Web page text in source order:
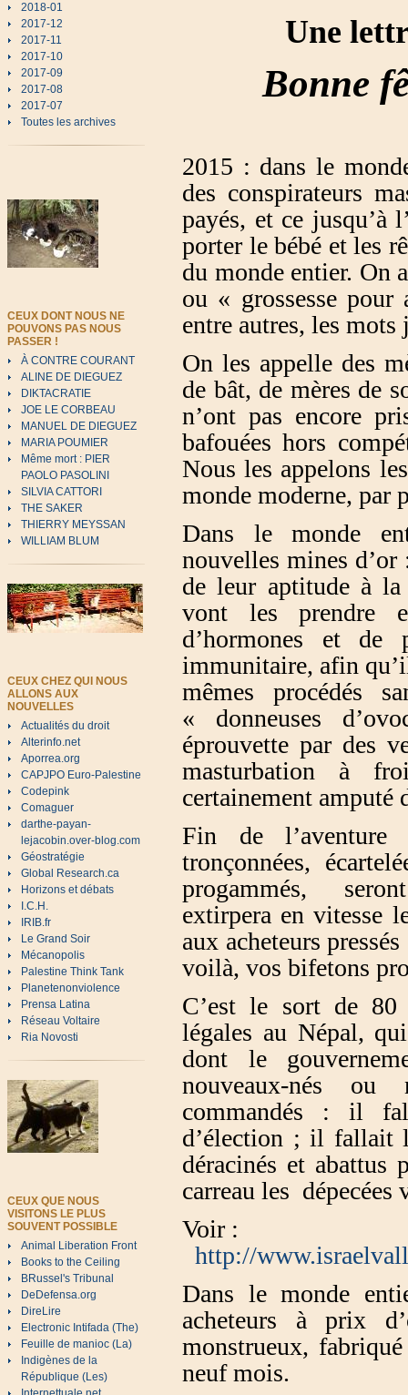
2018-01
2017-12
2017-11
2017-10
2017-09
2017-08
2017-07
Toutes les archives
CEUX DONT NOUS NE
POUVONS PAS NOUS
PASSER !
À CONTRE COURANT
ALINE DE DIEGUEZ
DIKTACRATIE
JOE LE CORBEAU
MANUEL DE DIEGUEZ
MARIA POUMIER
Même mort : PIER
PAOLO PASOLINI
SILVIA CATTORI
THE SAKER
THIERRY MEYSSAN
WILLIAM BLUM
CEUX CHEZ QUI NOUS
ALLONS AUX
NOUVELLES
Actualités du droit
Alterinfo.net
Aporrea.org
CAPJPO Euro-Palestine
Codepink
Comaguer
darthe-payan-
lejacobin.over-blog.com
Géostratégie
Global Research.ca
Horizons et débats
I.C.H.
IRIB.fr
Le Grand Soir
Mécanopolis
Palestine Think Tank
Planetenonviolence
Prensa Latina
Réseau Voltaire
Ria Novosti
CEUX QUE NOUS
VISITONS LE PLUS
SOUVENT POSSIBLE
Animal Liberation Front
Books to the Ceiling
BRussel's Tribunal
DeDefensa.org
DireLire
Electronic Intifada (The)
Feuille de manioc (La)
Indigènes de la
République (Les)
Une
Bonne
2015 : dans le
des conspirateurs
payés, et ce jusqu’à
porter le bébé et les
du monde entier. On
ou « grossesse
entre autres, les mots
On les appelle des
de bât, de mères de
n’ont pas encore
bafouées hors
Nous les appelons
monde moderne, par
Dans le monde
nouvelles mines d’or
de leur aptitude à
vont les prendre
d’hormones et de
immunitaire, afin
mêmes procédés
« donneuses
éprouvette par des
masturbation à
certainement amputé
Fin de l’aventure
tronçonnées,
progammés,
extirpera en vitesse
aux acheteurs
voilà, vos bifetons
C’est le sort de 80
légales au Népal,
dont le
nouveaux-nés
commandés : il
d’élection ; il fallait
déracinés et abattus
carreau les dépecées
Voir :
http://
Dans le monde
acheteurs à prix
monstrueux,
neuf mois.